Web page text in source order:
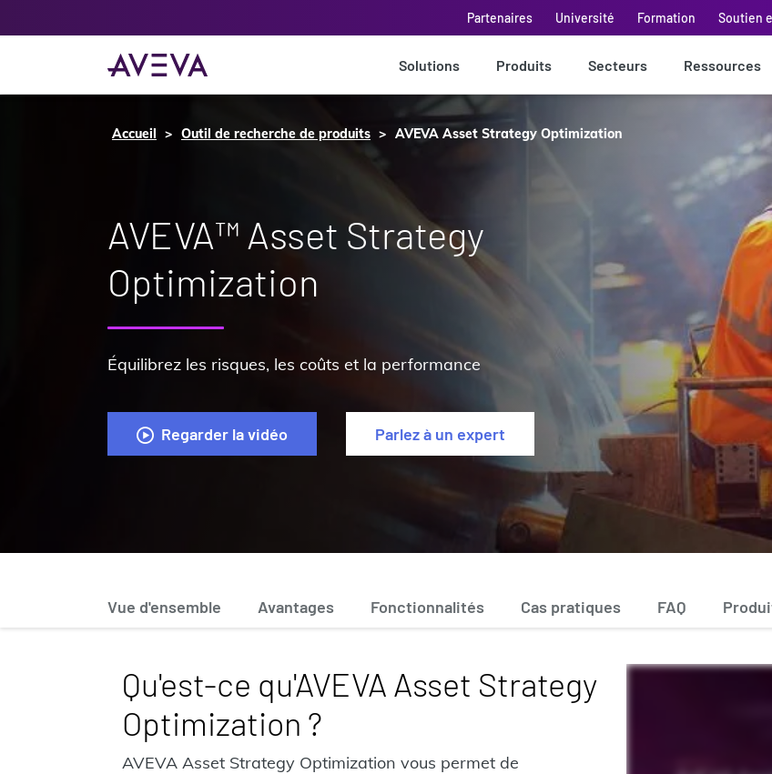
Partenaires Université Formation Soutien
Solutions Produits Secteurs Ressources
Accueil Outil de recherche de produits AVEVA Asset Strategy Optimization
AVEVA™ Asset Strategy
Optimization
Équilibrez les risques, les coûts et la performance
Regarder la vidéo Parlez à un expert
Vue d'ensemble Avantages Fonctionnalités Cas pratiques FAQ
Qu'est-ce qu'AVEVA Asset Strategy
Optimization ?
AVEVA Asset Strategy Optimization vous permet de